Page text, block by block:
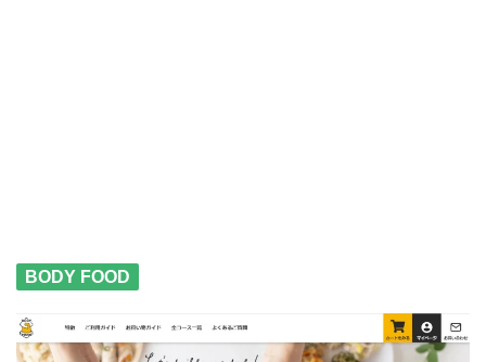
BODY FOOD